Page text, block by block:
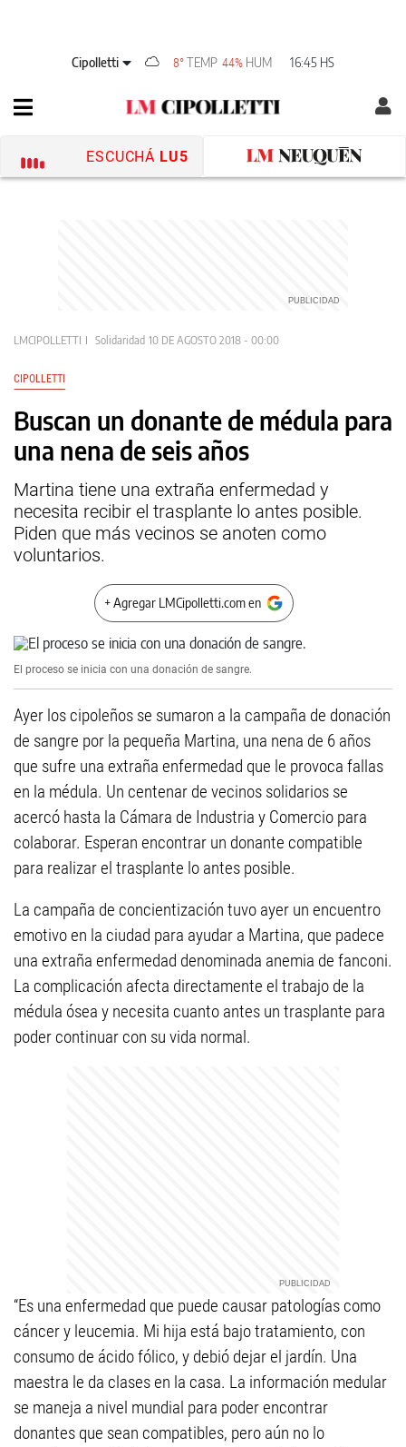
Cipolletti 8°TEMP 44% HUM 16:45 HS
ESCUCHÁ LU5
LMCIPOLLETTI Solidaridad 10 DE AGOSTO 2018 - 00:00
CIPOLLETTI
Buscan un donante de médula para
una nena de seis años
Martina tiene una extraña enfermedad y
necesita recibir el trasplante lo antes posible.
Piden que más vecinos se anoten como
voluntarios.
+ Agregar LMCipolletti.com en
El proceso se inicia con una donación de sangre.
Ayer los cipoleños se sumaron a la campaña de donación
de sangre por la pequeña Martina, una nena de 6 años
que sufre una extraña enfermedad que le provoca fallas
en la médula. Un centenar de vecinos solidarios se
acercó hasta la Cámara de Industria y Comercio para
colaborar. Esperan encontrar un donante compatible
para realizar el trasplante lo antes posible.
La campaña de concientización tuvo ayer un encuentro
emotivo en la ciudad para ayudar a Martina, que padece
una extraña enfermedad denominada anemia de fanconi.
La complicación afecta directamente el trabajo de la
médula ósea y necesita cuanto antes un trasplante para
poder continuar con su vida normal.
“Es una enfermedad que puede causar patologías como
cáncer y leucemia. Mi hija está bajo tratamiento, con
consumo de ácido fólico, y debió dejar el jardín. Una
maestra le da clases en la casa. La información medular
se maneja a nivel mundial para poder encontrar
donantes que sean compatibles, pero aún no lo